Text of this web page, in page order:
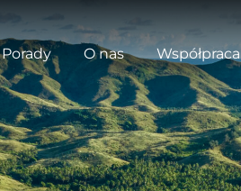
Porady O nas Współpraca